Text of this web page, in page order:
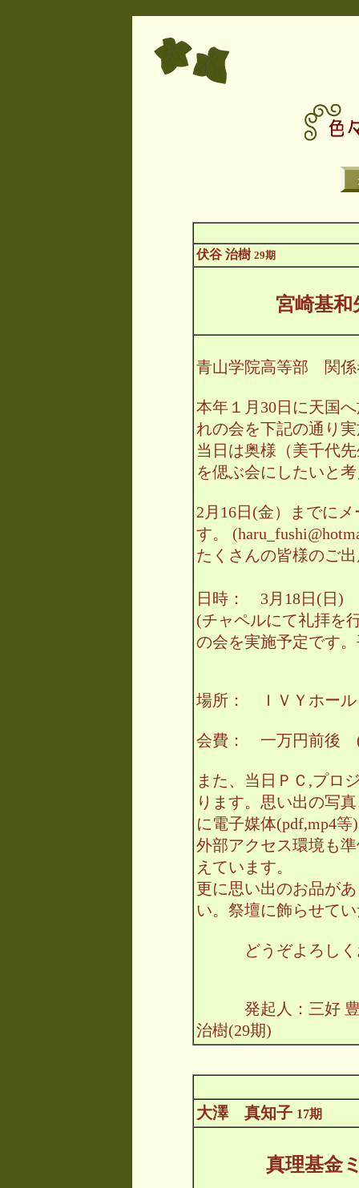
伏谷 治樹 29期
宮崎基
青山学院高等部 関係
本年１月30日に天国
れの会を下記の通り
当日は奥様（美千代
を偲ぶ会にしたいと
2月16日(金）までに
す。
たくさんの皆様のご
日時： 3月18日(日)
(チャペルにて礼拝を
の会を実施予定です
場所： ＩＶＹホー
会費： 一万円前後 (
また、当日ＰＣ,プロ
ります。思い出の写
に電子媒体(pdf,mp4
外部アクセス環境も
えています。
更に思い出のお品が
い。祭壇に飾らせて
どうぞよろしく
発起人：三好 豊
治樹(29期)
大澤 真知子 17期
真理基金